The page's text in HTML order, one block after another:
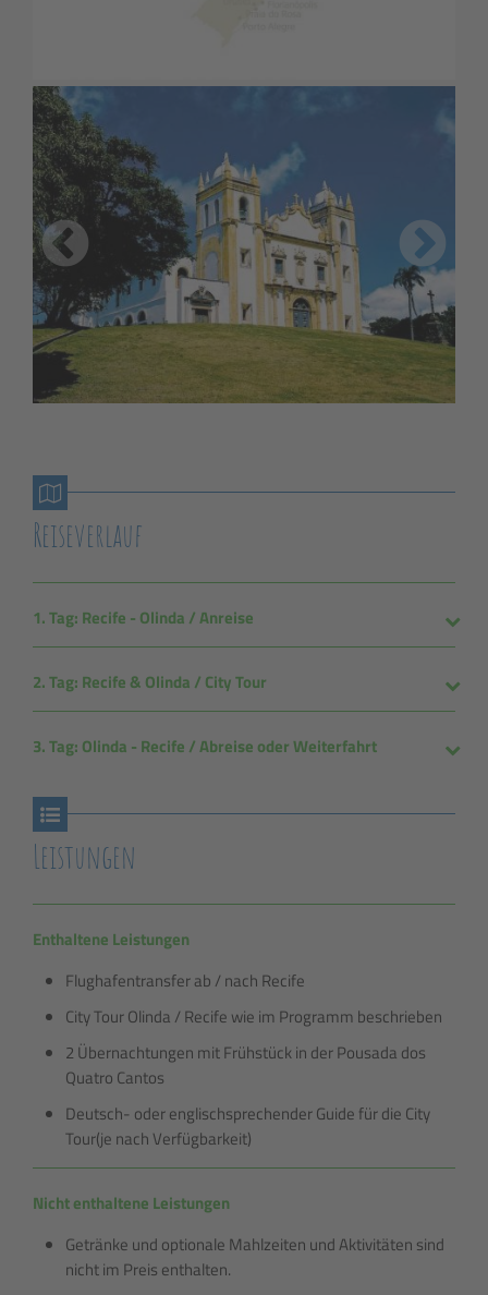
Reiseverlauf
1. Tag: Recife - Olinda / Anreise
2. Tag: Recife & Olinda / City Tour
3. Tag: Olinda - Recife / Abreise oder Weiterfahrt
Leistungen
Enthaltene Leistungen
Flughafentransfer ab / nach Recife
City Tour Olinda / Recife wie im Programm beschrieben
2 Übernachtungen mit Frühstück in der Pousada dos
Quatro Cantos
Deutsch- oder englischsprechender Guide für die City
Tour(je nach Verfügbarkeit)
Nicht enthaltene Leistungen
Getränke und optionale Mahlzeiten und Aktivitäten sind
nicht im Preis enthalten.